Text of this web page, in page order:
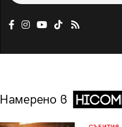
Намерено в